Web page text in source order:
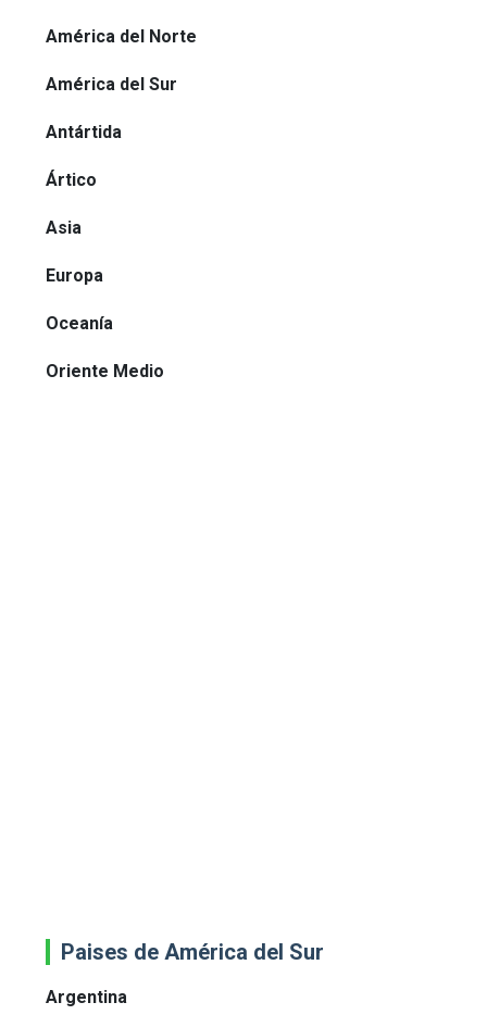
América del Norte
América del Sur
Antártida
Ártico
Asia
Europa
Oceanía
Oriente Medio
Paises de América del Sur
Argentina